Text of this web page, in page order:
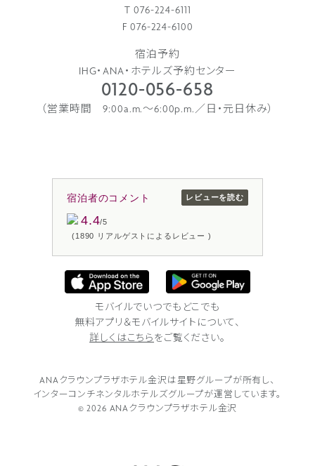
T 076-224-6111
F 076-224-6100
宿泊予約
IHG・ANA・ホテルズ予約センター
0120-056-658
（営業時間 9:00a.m.〜6:00p.m.／日・元日休み）
宿泊者のコメント
4.4/5
(1890 リアルゲストによるレビュー )
レビューを読む
モバイルでいつでもどこでも
無料アプリ＆モバイルサイトについて、
詳しくはこちら をご覧ください。
ANAクラウンプラザホテル金沢は 星野グループが所有し、
インターコンチネンタルホテルズグループが運営しています。
© 2026 ANAクラウンプラザホテル金沢